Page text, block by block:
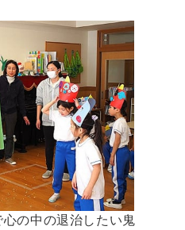
の中の退治したい鬼